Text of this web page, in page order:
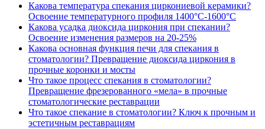
Какова температура спекания циркониевой керамики?
Освоение температурного профиля 1400°C-1600°C
Какова усадка диоксида циркония при спекании?
Освоение изменения размеров на 20-25%
Какова основная функция печи для спекания в
стоматологии? Превращение диоксида циркония в
прочные коронки и мосты
Что такое процесс спекания в стоматологии?
Превращение фрезерованного «мела» в прочные
стоматологические реставрации
Что такое спекание в стоматологии? Ключ к прочным и
эстетичным реставрациям